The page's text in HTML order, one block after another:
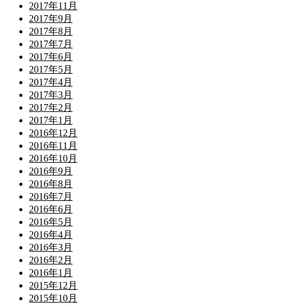
2017年11月
2017年9月
2017年8月
2017年7月
2017年6月
2017年5月
2017年4月
2017年3月
2017年2月
2017年1月
2016年12月
2016年11月
2016年10月
2016年9月
2016年8月
2016年7月
2016年6月
2016年5月
2016年4月
2016年3月
2016年2月
2016年1月
2015年12月
2015年10月